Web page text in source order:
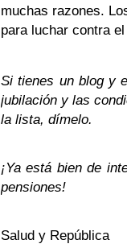
muchas razones.
para luchar contra
Si tienes un blog y
jubilación y las
la lista, dímelo.
¡Ya está bien de
pensiones!
Salud y República